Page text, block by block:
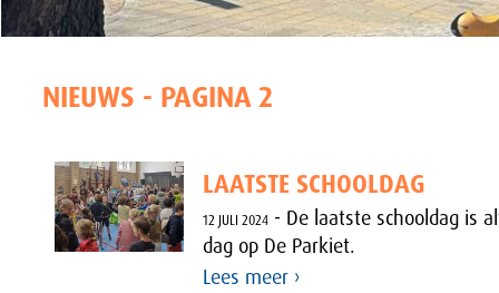
NIEUWS - PAGINA 2
LAATSTE SCHOOLDAG
12 JULI 2024- De laatste schooldag is
dag op De Parkiet.
Lees meer ›